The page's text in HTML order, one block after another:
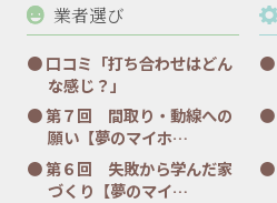
業者選び
口コミ「打ち合わせはどん
な感じ？」
第７回 間取り・動線への
願い【夢のマイホ…
第６回 失敗から学んだ家
づくり【夢のマイ…